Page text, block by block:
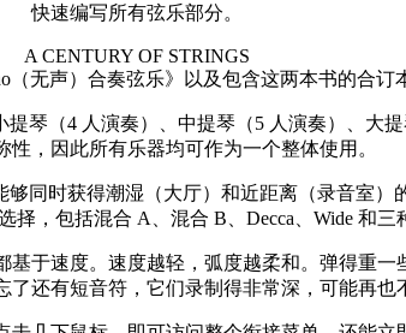
快速编写所有弦乐部分。
A CENTURY OF STRINGS
无声）合奏弦乐》以及包含这两本书的合订
琴（4 人演奏）、中提琴（5 人演奏）、大
性，因此所有乐器均可作为一个整体使用。
够同时获得潮湿（大厅）和近距离（录音室
，包括混合 A、混合 B、Decca、Wide 和三
于速度。速度越轻，弧度越柔和。弹得重
还有短音符，它们录制得非常深，可能再也